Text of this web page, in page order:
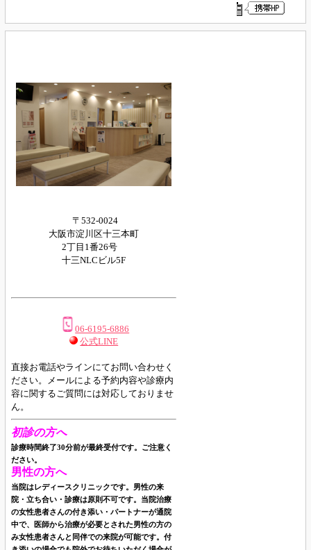
〒532-0024
大阪市淀川区十三本町
2丁目1番26号
十三NLCビル5F
06-6195-6886
公式LINE
直接お電話やラインにてお問い合わせく
ださい。
メールによる予約内容や診療内
容に関するご質問には対応しておりませ
ん。
初診の方へ
診療時間終了30分前が最終受付です。ご注意く
ださい。
男性の方へ
当院はレディースクリニックです。男性の来
院・立ち合い・診療は原則不可です。当院治療
の女性患者さんの付き添い・パートナーが通院
中で、医師から治療が必要とされた男性の方の
み女性患者さんと同伴での来院が可能です。付